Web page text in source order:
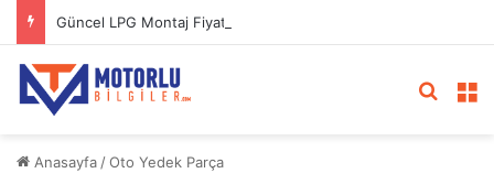
Güncel LPG Montaj Fiyatları | LPG Ne Kadara Takılır?
Anasayfa /Oto Yedek Parça